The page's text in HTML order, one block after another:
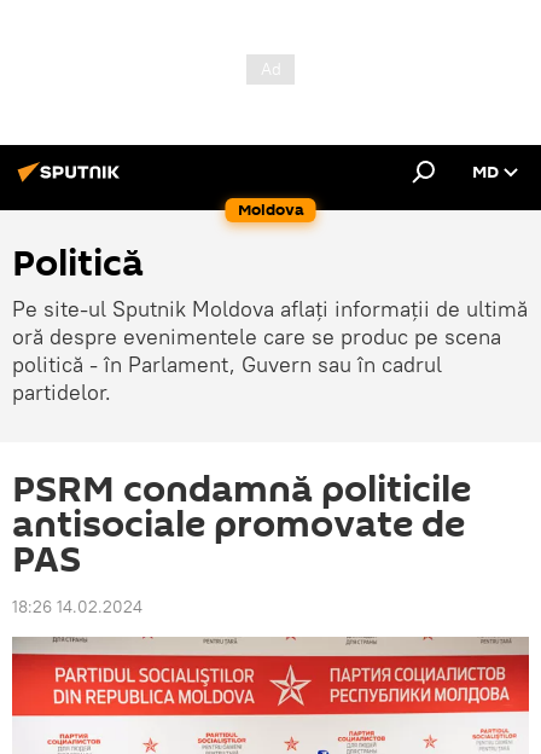
Moldova
MD
Politică
Pe site-ul Sputnik Moldova aflați informații de ultimă
oră despre evenimentele care se produc pe scena
politică - în Parlament, Guvern sau în cadrul
partidelor.
PSRM condamnă politicile
antisociale promovate de
PAS
18:26 14.02.2024